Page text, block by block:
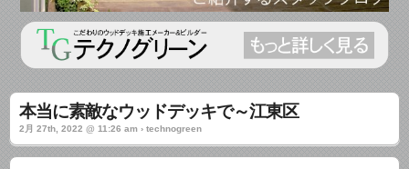
本当に素敵なウッドデッキで～江東区
2月 27th, 2022 @ 11:26 am › technogreen